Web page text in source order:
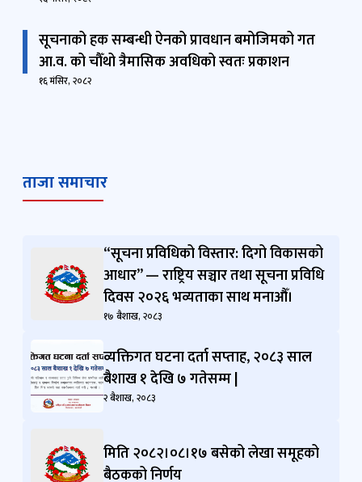
सूचनाको हक सम्बन्धी ऐनको प्रावधान बमोजिमको गत
आ.व. को चौँथो त्रैमासिक अवधिको स्वतः प्रकाशन
१६ मंसिर, २०८२
ताजा समाचार
“सूचना प्रविधिको विस्तार: दिगो विकासको
आधार” — राष्ट्रिय सञ्चार तथा सूचना प्रविधि
दिवस २०२६ भव्यताका साथ मनाऔँ।
१७ बैशाख, २०८३
व्यक्तिगत घटना दर्ता सप्‍ताह, २०८३ साल
बैशाख १ देखि ७ गतेसम्म |
२ बैशाख, २०८३
मिति २०८२।०८।१७ बसेको लेखा समूहको
बैठकको निर्णय